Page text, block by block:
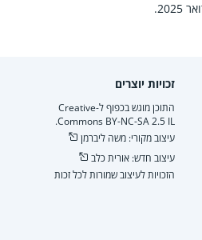
זכויות יוצרים
התוכן מוגש בכפוף ל-Creative
Commons BY-NC-SA 2.5 IL.
עיצוב מקורי: משה ליברמן
עיצוב חדש: אורית כלב
הזכויות לעיצוב שמורות לכל זכות